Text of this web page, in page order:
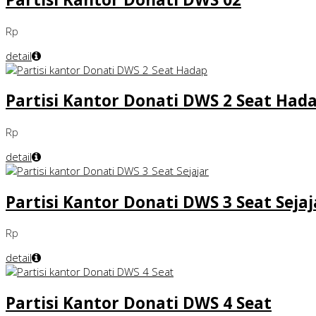
Rp
detail
Partisi Kantor Donati DWS 2 Seat
Rp
detail
Partisi Kantor Donati DWS 3 Seat
Rp
detail
Partisi Kantor Donati DWS 4 Seat